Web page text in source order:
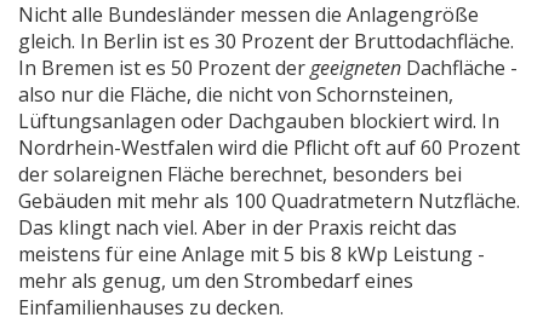
Nicht alle Bundesländer messen die Anlagengröße
gleich. In Berlin ist es 30 Prozent der Bruttodachfläche.
In Bremen ist es 50 Prozent dergeeigneten Dachfläche -
also nur die Fläche, die nicht von Schornsteinen,
Lüftungsanlagen oder Dachgauben blockiert wird. In
Nordrhein-Westfalen wird die Pflicht oft auf 60 Prozent
der solareignen Fläche berechnet, besonders bei
Gebäuden mit mehr als 100 Quadratmetern Nutzfläche.
Das klingt nach viel. Aber in der Praxis reicht das
meistens für eine Anlage mit 5 bis 8 kWp Leistung -
mehr als genug, um den Strombedarf eines
Einfamilienhauses zu decken.